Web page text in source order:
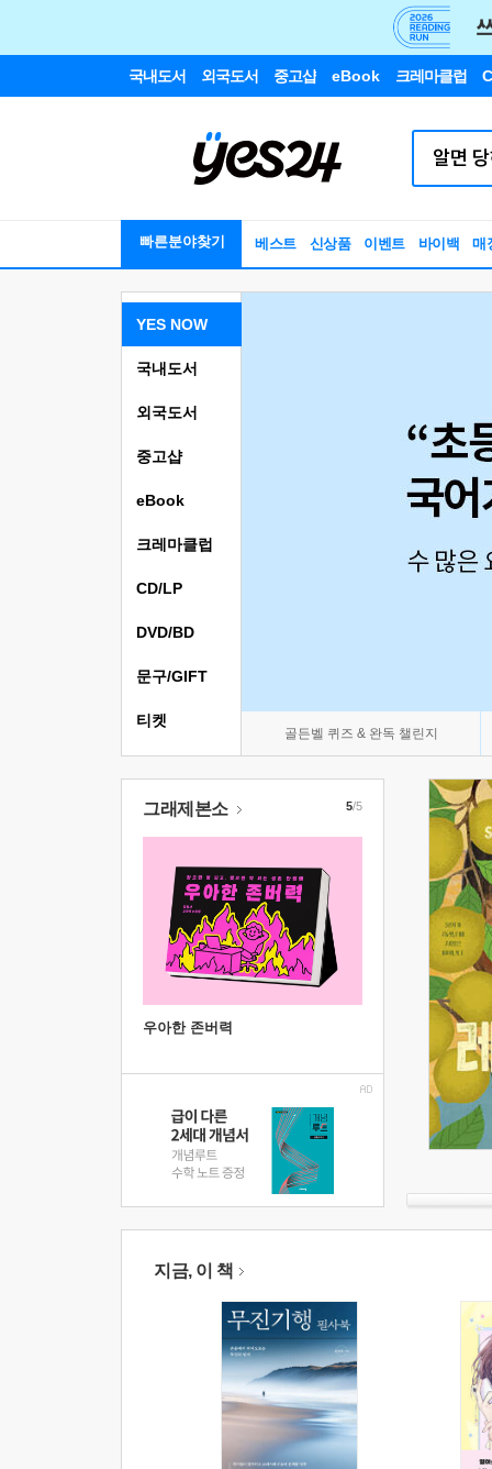
국내도서 외국도서 중고샵 eBook 크레마클럽
빠른분야찾기 베스트 신상품 이벤트 바이백 매
YES NOW
골든벨 퀴즈 & 완독 챌린지
국내도서
외국도서
중고샵
eBook
크레마클럽
CD/LP
DVD/BD
문구/GIFT
티켓
그래제본소
우아한 존버력
5/5
지금, 이 책